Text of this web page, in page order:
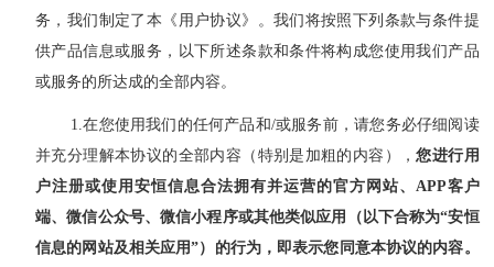
务，我们制定了本《用户协议》。我们 将按照下列条款与条件提
供产品信息或服务，以下所述条款和条件将构成您使用我们产品
或服务的所达成的全部内容。
1.在您使用我们 的任何产品和/或服务前，请您务必仔细阅读
并充分理解本协议的全部内容（特别是加粗的内容），您进行用
户注册或使用安恒信息合法拥有并运营的官方网站、 APP客户
端、微信公众号、微信小程序或其他类似应用（以下合称为“安恒
信息的网站及相关应用”）的行为，即表示您同意本协议的内容。